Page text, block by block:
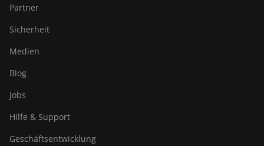
Partner
Sicherheit
Medien
Blog
Jobs
Hilfe & Support
Geschäftsentwicklung